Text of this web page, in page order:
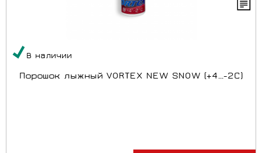
В наличии
Порошок лыжный VORTEX NEW SNOW (+4...-2C)